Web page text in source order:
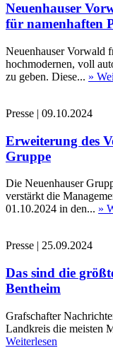
Neuenhauser
für namenhaften
Neuenhauser Vorwald
hochmodernen, voll
zu geben. Diese... »
Presse | 09.10.2024
Erweiterung des
Gruppe
Die Neuenhauser
verstärkt die
01.10.2024 in den... »
Presse | 25.09.2024
Das sind die
Bentheim
Grafschafter
Landkreis die meisten
Weiterlesen